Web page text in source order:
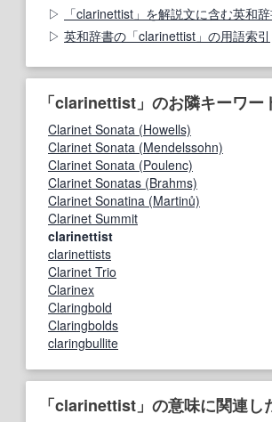
「clarinettist」を解説文に含む英和
英和辞書の「clarinettist」の用語索引
「clarinettist」のお隣キーワー
Clarinet Sonata (Howells)
Clarinet Sonata (Mendelssohn)
Clarinet Sonata (Poulenc)
Clarinet Sonatas (Brahms)
Clarinet Sonatina (Martinů)
Clarinet Summit
clarinettist
clarinettists
Clarinet Trio
Clarinex
Claringbold
Claringbolds
claringbullite
「clarinettist」の意味に関連し